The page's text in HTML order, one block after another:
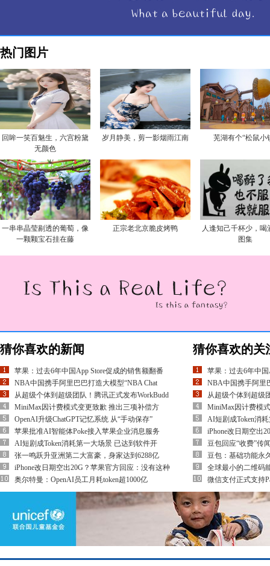
热门图片
回眸一笑百魅生，六宫粉黛
无颜色
岁月静美，剪一影烟雨江南 芜湖有个“松鼠小
一串串晶莹剔透的葡萄，像
一颗颗宝石挂在藤
正宗老北京脆皮烤鸭
人逢知己千杯少，喝
图集
猜你喜欢的新闻
苹果：过去6年中国App Store促成的销售额翻番
NBA中国携手阿里巴巴打造大模型“NBA Chat
从超级个体到超级团队！腾讯正式发布WorkBudd
MiniMax因计费模式变更致歉 推出三项补偿方
OpenAI升级ChatGPT记忆系统 从“手动保存”
苹果批准AI智能体Poke接入苹果企业消息服务
AI短剧成Token消耗第一大场景 已达到软件开
张一鸣跃升亚洲第二大富豪，身家达到6288亿
iPhone改日期空出20G？苹果官方回应：没有这种
奥尔特曼：OpenAI员工月耗token超1000亿
猜你喜欢的关
苹果：过去6年中
NBA中国携手阿里
从超级个体到超级
MiniMax因计费模
AI短剧成Token消
iPhone改日期空出
豆包回应“收费”传
豆包：基础功能永
全球最小的二维码
微信支付正式支持